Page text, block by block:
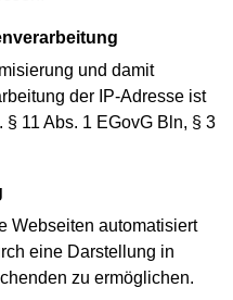
und damit
der IP-Adresse ist
§ 11 Abs. 1 EGovG Bln, § 3
Webseiten automatisiert
eine Darstellung in
zu ermöglichen.